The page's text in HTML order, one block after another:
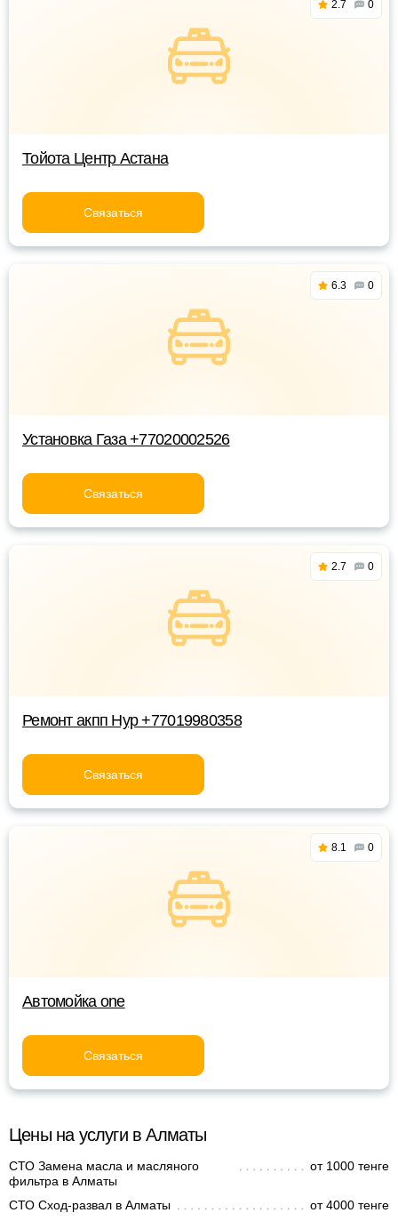
2.7 0
Тойота Центр Астана
Связаться
6.3 0
Установка Газа +77020002526
Связаться
2.7 0
Ремонт акпп Нур +77019980358
Связаться
8.1 0
Автомойка one
Связаться
Цены на услуги в Алматы
СТО Замена масла и масляного
фильтра в Алматы
от 1000 тенге
СТО Сход-развал в Алматы
от 4000 тенге